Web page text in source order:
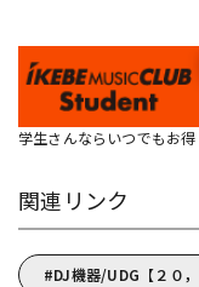
学生さんならいつでもお得
関連リンク
DJ機器/UDG【２０